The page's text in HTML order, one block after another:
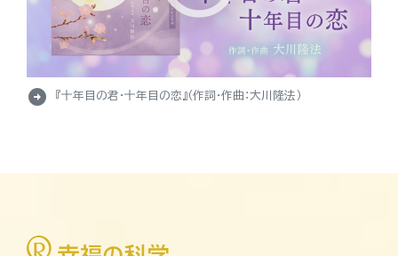
arrow_circle_right 『十年目の君・十年目の恋』（作詞・作曲：大川隆法）